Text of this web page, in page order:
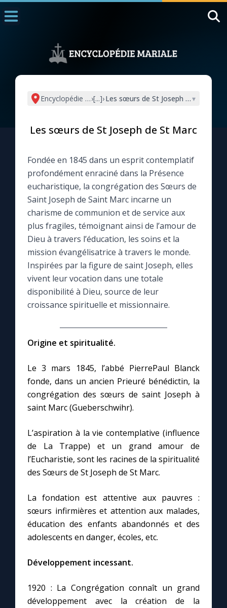
L'actualité de la semaine
La chaîne Youtube
La newsletter
La vidéo de la semaine
Le compte Tiktok
Le magazine
Le site internet
Questions-réponses
Avec Thérèse de Lisieux
Les premiers samedis du mois
Me consacrer à Jésus par Marie
Mes intentions de prière
Une Minute avec Marie
Une neuvaine
Encyclopédie mariale
›[...]›Les sœurs de St Joseph de St Marc
▾
Les sœurs de St Joseph de St Marc
Fondée en 1845 dans un esprit contemplatif
profondément enraciné dans la Présence
eucharistique, la congrégation des Sœurs de
Saint Joseph de Saint Marc incarne un
charisme de communion et de service aux
plus fragiles, témoignant ainsi de l’amour de
Dieu à travers l’éducation, les soins et la
mission évangélisatrice à travers le monde.
Inspirées par la figure de saint Joseph, elles
vivent leur vocation dans une totale
disponibilité à Dieu, source de leur
croissance spirituelle et missionnaire.
Origine et spiritualité.
Le 3 mars 1845, l’abbé PierrePaul Blanck
fonde, dans un ancien Prieuré bénédictin, la
congrégation des sœurs de saint Joseph à
saint Marc (Gueberschwihr).
L’aspiration à la vie contemplative (influence
de La Trappe) et un grand amour de
l’Eucharistie, sont les racines de la spiritualité
des Sœurs de St Joseph de St Marc.
La fondation est attentive aux pauvres :
sœurs infirmières et attention aux malades,
éducation des enfants abandonnés et des
adolescents en danger, écoles, etc.
Développement incessant.
1920 : La Congrégation connaît un grand
développement avec la création de la